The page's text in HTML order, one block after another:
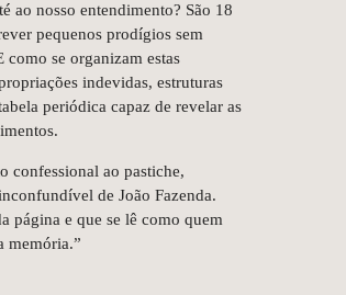
ao nosso entendimento? São 18
pequenos prodígios sem
como se organizam estas
indevidas, estruturas
periódica capaz de revelar as
confessional ao pastiche,
de João Fazenda.
página e que se lê como quem
memória.”